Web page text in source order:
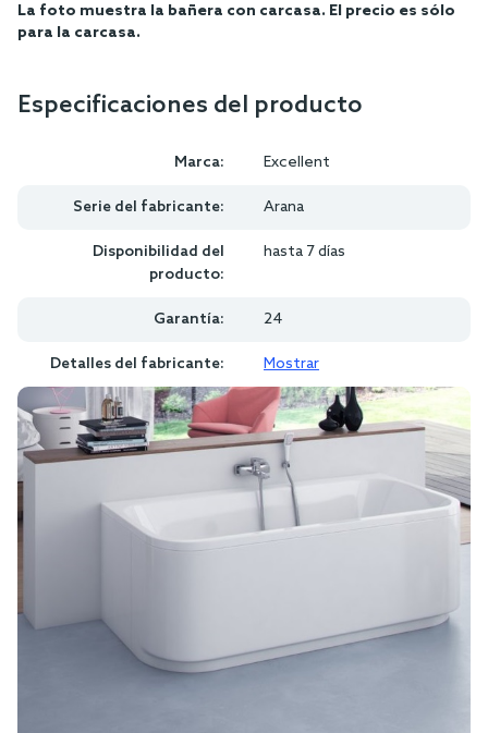
La foto muestra la bañera con carcasa. El precio es sólo
para la carcasa.
Especificaciones del producto
Marca: Excellent
Serie del fabricante: Arana
Disponibilidad del
producto:
hasta 7 días
Garantía: 24
Detalles del fabricante: Mostrar